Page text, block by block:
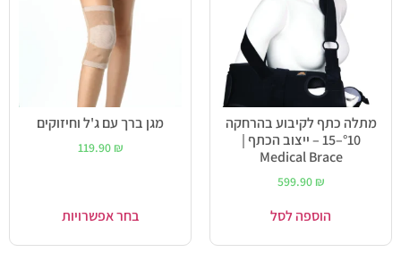
מתלה כתף לקיבוע בהרחקה
°10–15 – ייצוב הכתף |
Medical Brace
599.90 ₪
הוספה לסל
מגן ברך עם ג'ל וחיזוקים
119.90 ₪
בחר אפשרויות